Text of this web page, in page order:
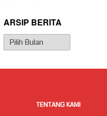
ARSIP BERITA
Arsip
Berita
TENTANG KAMI